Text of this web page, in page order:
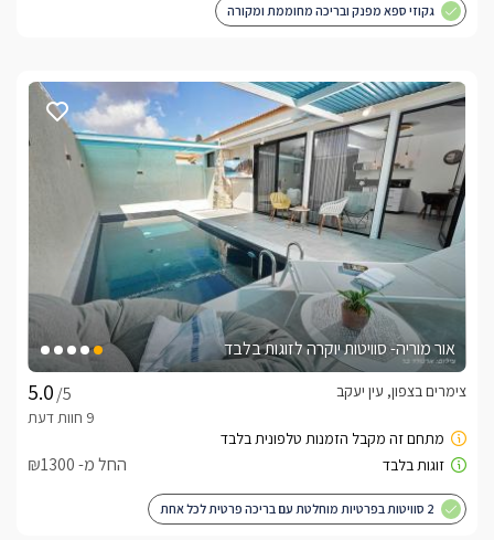
גקוזי ספא מפנק ובריכה מחוממת ומקורה
אור מוריה- סוויטות יוקרה לזוגות בלבד
/5
צימרים בצפון, עין יעקב
החל מ- ₪1300
2 סוויטות בפרטיות מוחלטת עם בריכה פרטית לכל אחת